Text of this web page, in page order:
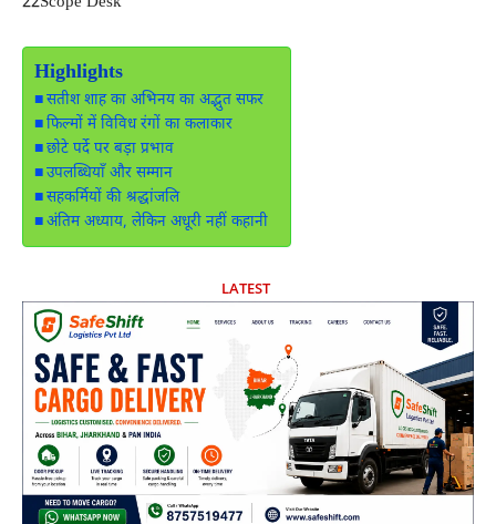
Highlights
सतीश शाह का अभिनय का अद्भुत सफर
फिल्मों में विविध रंगों का कलाकार
छोटे पर्दे पर बड़ा प्रभाव
उपलब्धियाँ और सम्मान
सहकर्मियों की श्रद्धांजलि
अंतिम अध्याय, लेकिन अधूरी नहीं कहानी
LATEST